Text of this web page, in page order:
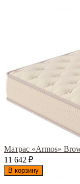
Матрас «Armos»
11 642 ₽
В корзину